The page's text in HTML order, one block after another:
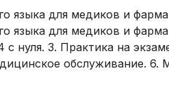
языка для медиков и
языка для медиков и
нуля. 3. Практика на
обслуживание. 6.